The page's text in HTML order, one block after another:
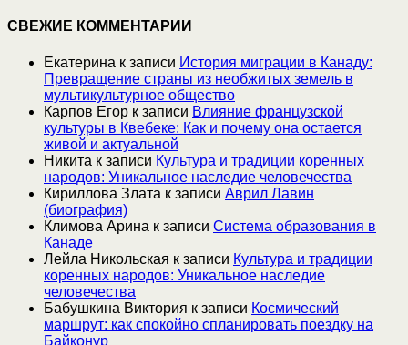
СВЕЖИЕ КОММЕНТАРИИ
Екатерина к записи История миграции в Канаду:
Превращение страны из необжитых земель в
мультикультурное общество
Карпов Егор к записи Влияние французской
культуры в Квебеке: Как и почему она остается
живой и актуальной
Никита к записи Культура и традиции коренных
народов: Уникальное наследие человечества
Кириллова Злата к записи Аврил Лавин
(биография)
Климова Арина к записи Система образования в
Канаде
Лейла Никольская к записи Культура и традиции
коренных народов: Уникальное наследие
человечества
Бабушкина Виктория к записи Космический
маршрут: как спокойно спланировать поездку на
Байконур